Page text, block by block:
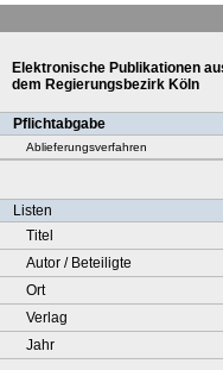
Elektronische Publikationen
dem Regierungsbezirk Köln
Pflichtabgabe
Ablieferungsverfahren
Listen
Titel
Autor / Beteiligte
Ort
Verlag
Jahr